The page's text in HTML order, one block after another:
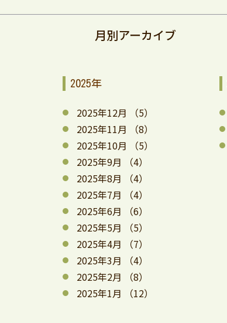
月別アーカイブ
2025年
2025年12月
（5）
2025年11月
（8）
2025年10月
（5）
2025年9月
（4）
2025年8月
（4）
2025年7月
（4）
2025年6月
（6）
2025年5月
（5）
2025年4月
（7）
2025年3月
（4）
2025年2月
（8）
2025年1月
（12）